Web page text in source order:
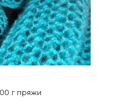
г пряжи